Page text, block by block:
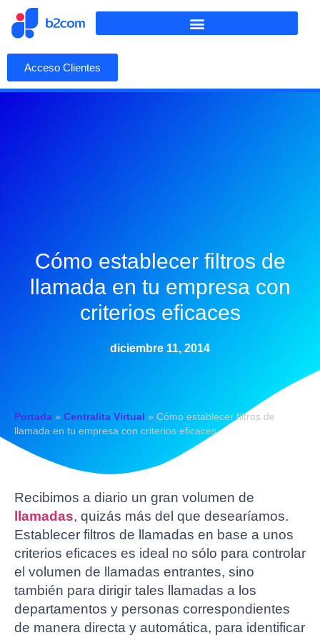
Acceso Clientes
Cómo establecer filtros de
llamada en tu empresa con
criterios eficaces
diciembre 11, 2014
Portada » Centralita Virtual » Cómo establecer filtros de
llamada en tu empresa con criterios eficaces
Recibimos a diario un gran volumen de
llamadas, quizás más del que desearíamos.
Establecer filtros de llamadas en base a unos
criterios eficaces es ideal no sólo para controlar
el volumen de llamadas entrantes, sino
también para dirigir tales llamadas a los
departamentos y personas correspondientes
de manera directa y automática, para identificar